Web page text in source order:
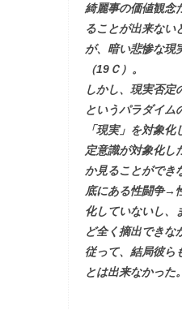
綺麗事の価値観念
ることが出来ない
が、暗い悲惨な現
（19Ｃ）。
しかし、現実否定
というパラダイム
「現実」を対象
定意識が対象化し
か見ることができ
底にある性闘争→
化していないし、
ど全く摘出できな
従って、結局彼ら
とは出来なかった。